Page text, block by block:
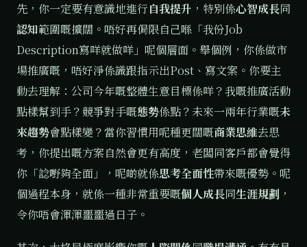
先，你一定要有意識地進行自我提升 ，特別係心智成長同
認知範圍嘅擴闊。唔好再侷限自己喺「我份Job
Description寫咩就做咩」呢個層面。舉個例，你係做市
場推廣嘅，唔好淨係識跟指示出Post、寫文案。你要主
動去理解：公司今年嘅整體生意目標係咩？我嘅推廣活動
點樣幫到手？競爭對手嘅態勢係點？未來一兩年行業嘅未
來趨勢會點樣變？當你習慣用呢種更闊嘅商業思維去思
考，你提出嘅方案自然會更有高度，老闆同客戶都會覺得
你「諗嘢夠全面」，呢啲就係思考全面性帶來嘅優勢。呢
個過程本身，就係一種非常重要嘅個人成長同生涯規劃 ，
令你唔會渾渾噩噩過日子。